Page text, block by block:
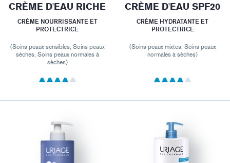
CRÈME D'EAU RICHE
CRÈME NOURRISSANTE ET
PROTECTRICE
(Soins peaux sensibles, Soins peaux
sèches, Soins peaux normales à
sèches)
CRÈME D'EAU SPF20
CRÈME HYDRATANTE ET
PROTECTRICE
(Soins peaux mixtes, Soins peaux
normales à sèches)